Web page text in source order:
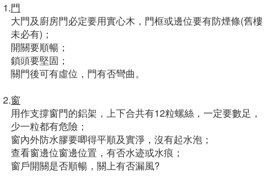
1.門
大門及廚房門必定要用實心木，門框或邊位要有防煙條(舊樓
未必有)；
開關要順暢；
鎖頭要堅固；
關門後可有虛位，門有否彎曲。
2.窗
用作支撐窗門的鋁架，上下合共有12粒螺絲，一定要數足，
少一粒都有危險；
窗內外防水膠要唧得平順及實淨，沒有起水泡；
查看窗邊位窗邊位置，有否水迹或水痕；
窗戶開關是否順暢，關上有否漏風?